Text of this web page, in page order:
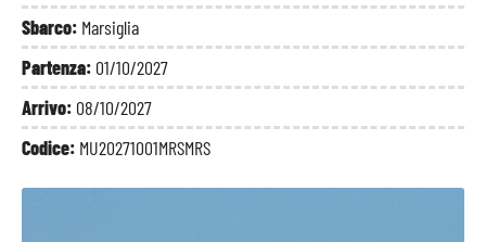
Sbarco: Marsiglia
Partenza: 01/10/2027
Arrivo: 08/10/2027
Codice: MU20271001MRSMRS